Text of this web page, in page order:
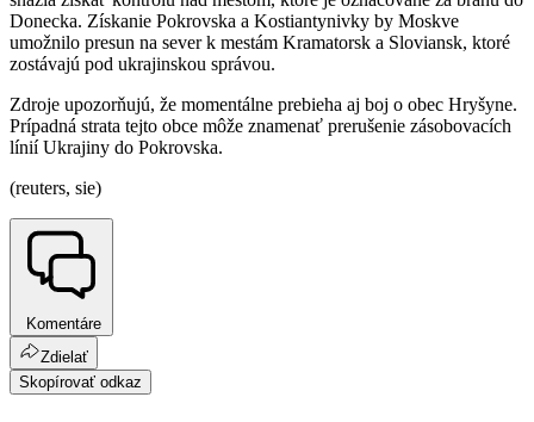
Donecka. Získanie Pokrovska a Kostiantynivky by Moskve
umožnilo presun na sever k mestám Kramatorsk a Sloviansk, ktoré
zostávajú pod ukrajinskou správou.
Zdroje upozorňujú, že momentálne prebieha aj boj o obec Hryšyne.
Prípadná strata tejto obce môže znamenať prerušenie zásobovacích
línií Ukrajiny do Pokrovska.
(reuters, sie)
Komentáre
Zdielať
Skopírovať odkaz